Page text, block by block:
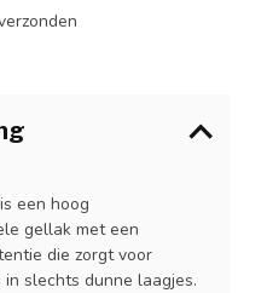
een hoog
gellak met een
die zorgt voor
slechts dunne laagjes.